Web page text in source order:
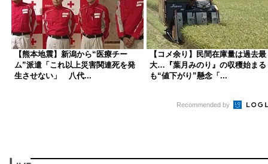
【熊本地震】新潟から“医療チー
ム”派遣「これ以上災害関連死を発
生させない」 八代...
【コメ余り】民間在庫量は過去最
大…『葉月みのり』の収穫始まる
も“値下がり”懸念「...
Recommended by